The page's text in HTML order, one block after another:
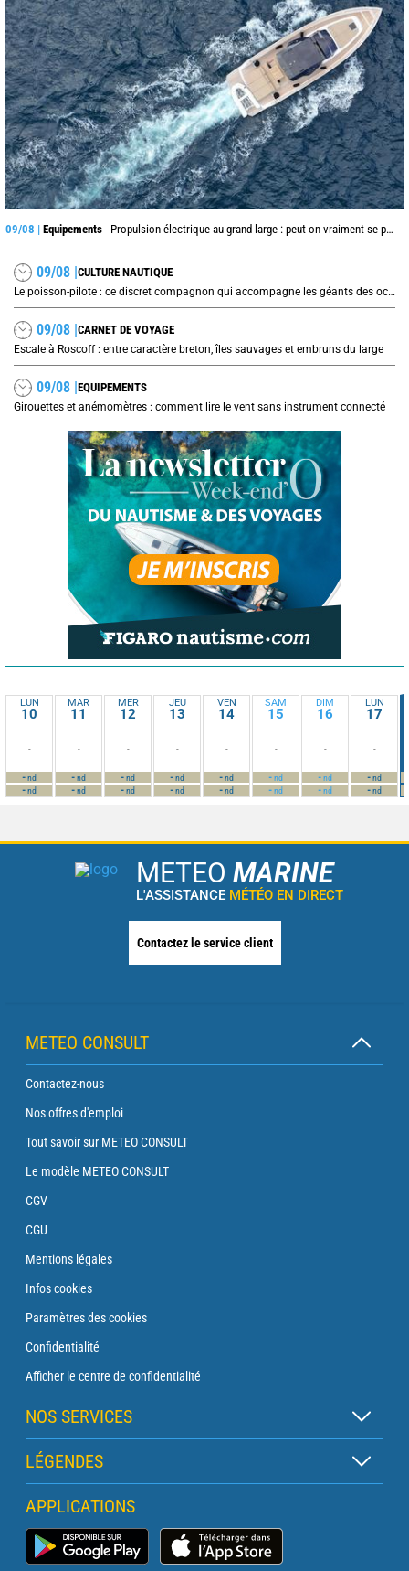
09/08 | Equipements - Propulsion électrique au grand large : peut-on vraiment se passer du diesel ?
09/08 |CULTURE NAUTIQUE
Le poisson-pilote : ce discret compagnon qui accompagne les géants des océans
09/08 |CARNET DE VOYAGE
Escale à Roscoff : entre caractère breton, îles sauvages et embruns du large
09/08 |EQUIPEMENTS
Girouettes et anémomètres : comment lire le vent sans instrument connecté
LUN
10
-
-nd
-nd
MAR
11
-
-nd
-nd
MER
12
-
-nd
-nd
JEU
13
-
-nd
-nd
VEN
14
-
-nd
-nd
SAM
15
-
-nd
-nd
DIM
16
-
-nd
-nd
LUN
17
-
-nd
-nd
METEO MARINE
L'ASSISTANCE MÉTÉO EN DIRECT
Contactez le service client
METEO CONSULT
Contactez-nous
Nos offres d'emploi
Tout savoir sur METEO CONSULT
Le modèle METEO CONSULT
CGV
CGU
Mentions légales
Infos cookies
Paramètres des cookies
Confidentialité
Afficher le centre de confidentialité
NOS SERVICES
Abonnement Zen
Abonnement Balise
Abonnement Traversée
Abonnement Phare
LÉGENDES
Légende des cartes
Légende des pictogrammes
Glossaire
APPLICATIONS
Application Météo Marine